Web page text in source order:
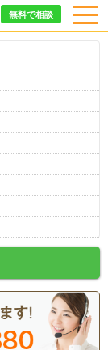
無料で相談